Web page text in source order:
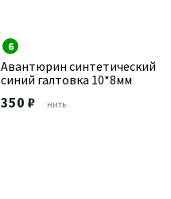
6
Авантюрин синтетический
синий галтовка 10*8мм
350 ₽ нить